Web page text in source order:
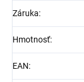
Záruka:
Hmotnosť:
EAN: